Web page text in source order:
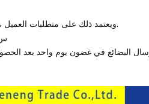
أ. نقوم بالشحن عبر DHL، Araemx، FEDEX، UPS، EMS express، ويعتمد ذلك على متطلبات العميل.
البضائع في غضون يوم واحد بعد الحصول